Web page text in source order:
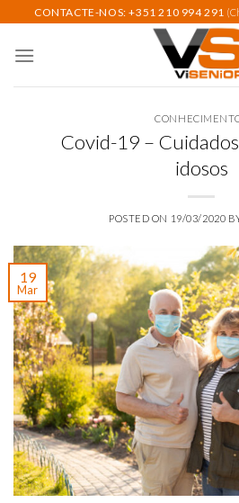
content
CONTACTE-NOS: +351 210 994 291
Covid-19 –
idosos
POSTED ON 19/03/2020
19
Mar